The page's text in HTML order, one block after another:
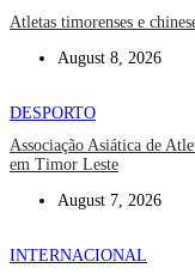
Atletas timorenses e
August 8, 2026
DESPORTO
Associação Asiática de
em Timor Leste
August 7, 2026
INTERNACIONAL